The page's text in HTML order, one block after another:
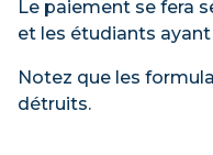
Le paiement se fera
et les étudiants
Notez que les
détruits.